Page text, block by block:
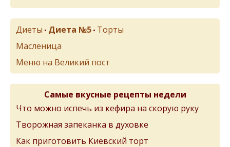
Диеты • Диета №5 • Торты
Масленица
Меню на Великий пост
Самые вкусные рецепты недели
Что можно испечь из кефира на скорую руку
Творожная запеканка в духовке
Как приготовить Киевский торт